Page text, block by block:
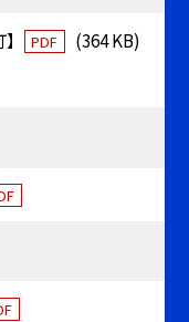
PDF
(364 KB)